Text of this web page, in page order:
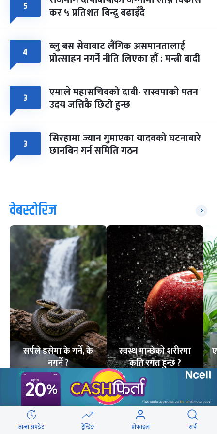
५ कर ५ प्रतिशत बिन्दु बढाइँदै
४ ब्लु बस सेवाबाट लैंगिक असमानतालाई
प्रोत्साहन नगर्ने नीति लिएका हौं : मन्त्री बादी
३ एमाले महासचिवको दाबी- रास्वपाको पतन
उदय जत्तिकै छिटो हुन्छ
३ सिरहामा ज्यान गुमाएका यादवको घटनाबारे
छानबिन गर्न समिति गठन
वेबस्टोरिज
सर्पले डसेमा के गर्ने, के
नगर्ने ?
स्वस्थ मान्छेको शरीरमा
कति रगत हुन्छ ?
7
लोकप्रिय
ताजा अपडेट ट्रेन्डिङ प्रोफाइल सर्च